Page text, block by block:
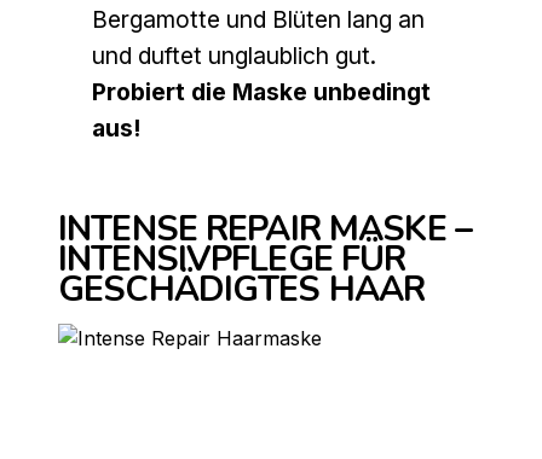
Bergamotte und Blüten lang an
und duftet unglaublich gut.
Probiert die Maske unbedingt
aus!
INTENSE REPAIR MASKE –
INTENSIVPFLEGE FÜR
GESCHÄDIGTES HAAR